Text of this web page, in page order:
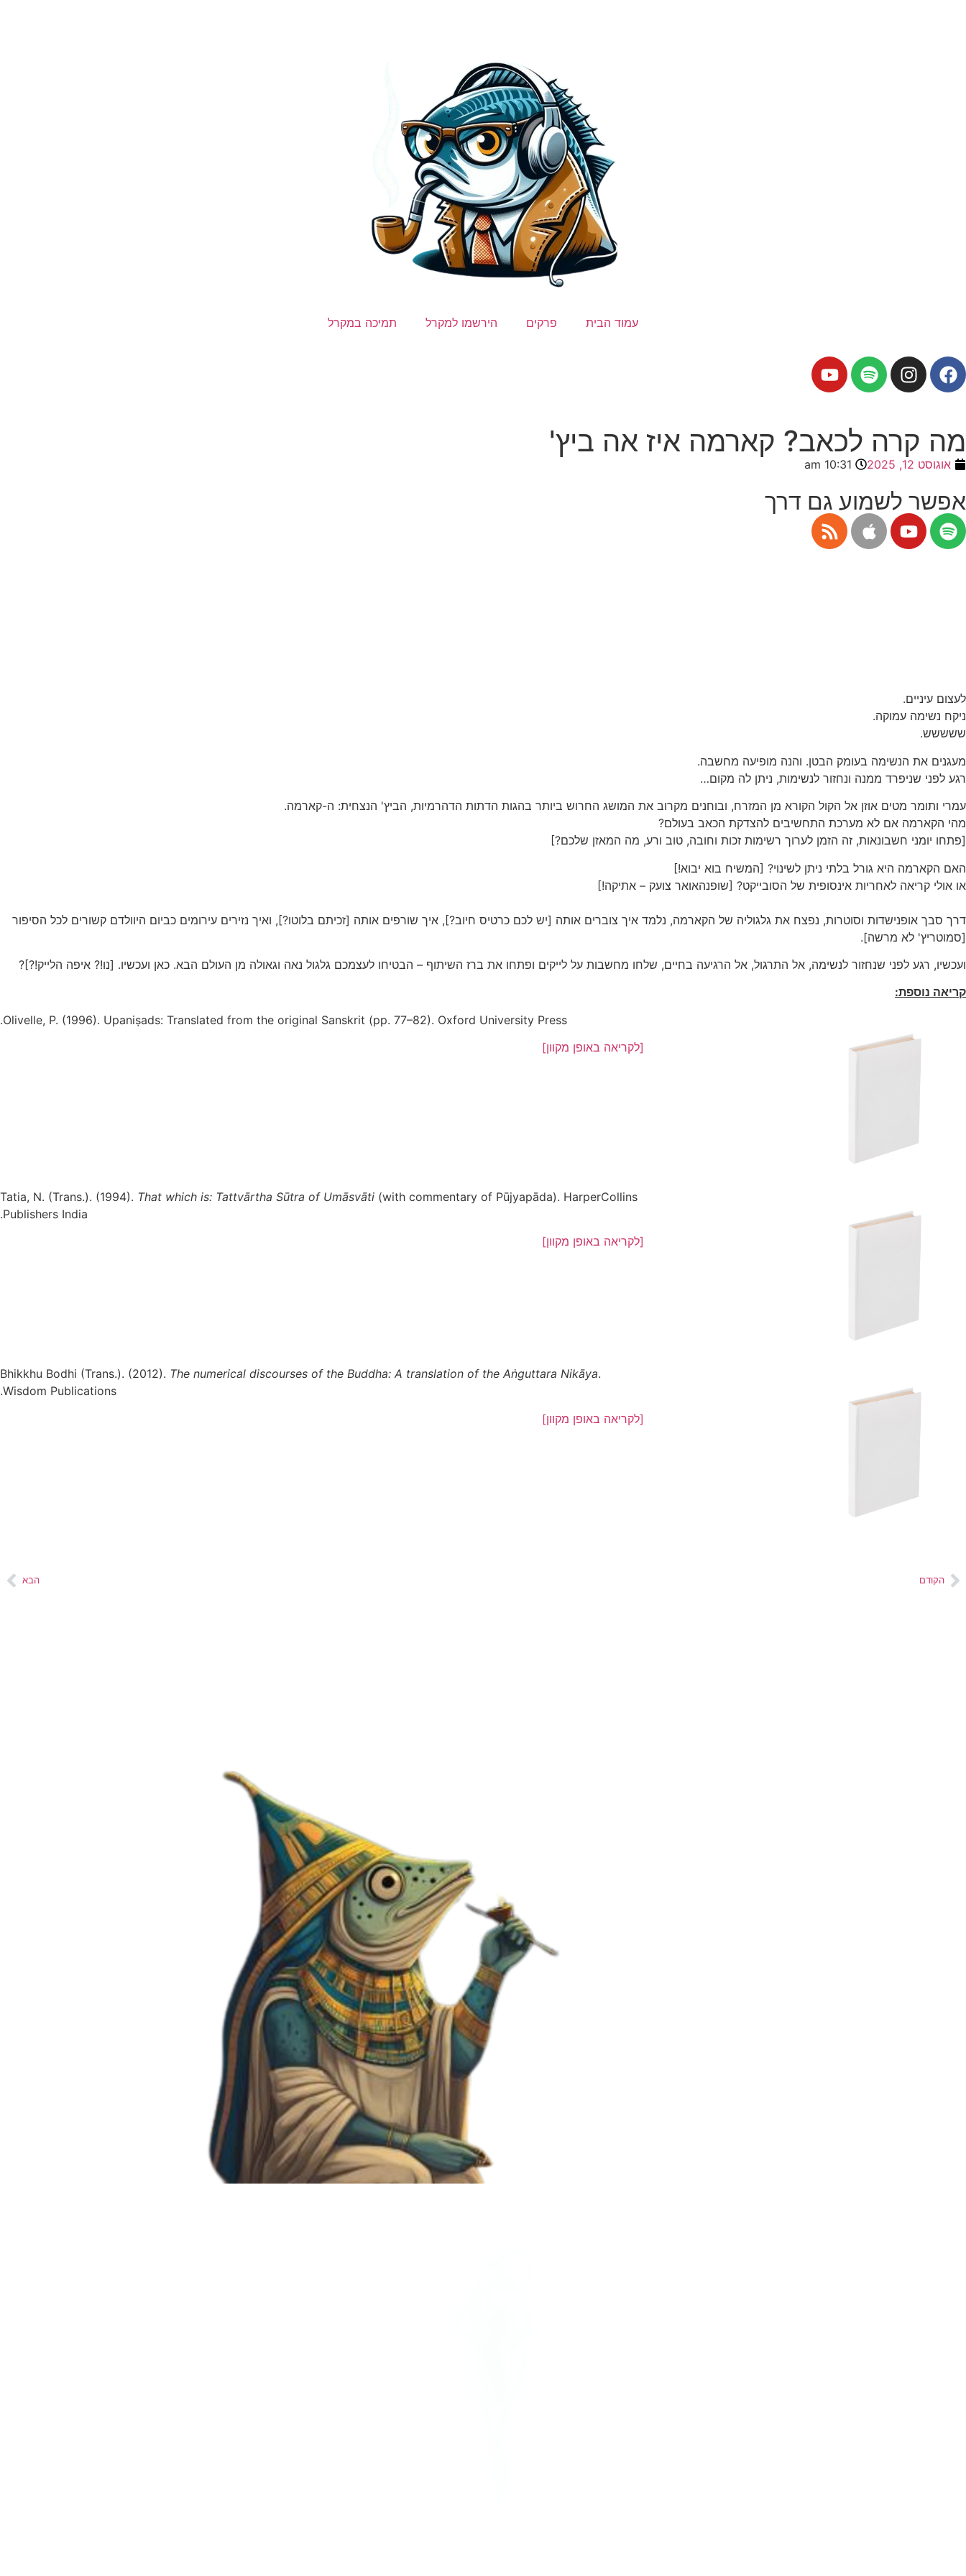
עמוד הבית פרקים הירשמו למקרל תמיכה במקרל
מה קרה לכאב? קארמה איז אה ביץ'
אוגוסט 12, 2025 10:31 am
אפשר לשמוע גם דרך
לעצום עיניים.
ניקח נשימה עמוקה.
ששששש.
מעגנים את הנשימה בעומק הבטן. והנה מופיעה מחשבה.
רגע לפני שניפרד ממנה ונחזור לנשימות, ניתן לה מקום…
עמרי ותומר מטים אוזן אל הקול הקורא מן המזרח, ובוחנים מקרוב את המושג החרוש ביותר בהגות הדתות הדהרמיות, הביץ' הנצחית: ה-קארמה.
מהי הקארמה אם לא מערכת התחשיבים להצדקת הכאב בעולם?
[פתחו יומני חשבונאות, זה הזמן לערוך רשימות זכות וחובה, טוב ורע, מה המאזן שלכם?]
האם הקארמה היא גורל בלתי ניתן לשינוי? [המשיח בוא יבוא!]
או אולי קריאה לאחריות אינסופית של הסובייקט? [שופנהאואר צועק – אתיקה!]
דרך סבך אופנישדות וסוטרות, נפצח את גלגוליה של הקארמה, נלמד איך צוברים אותה [יש לכם כרטיס חיוב?], איך שורפים אותה [זכיתם בלוטו?], ואיך נזירים עירומים כביום היוולדם קשורים לכל הסיפור
[סמוטריץ' לא מרשה].
ועכשיו, רגע לפני שנחזור לנשימה, אל התרגול, אל הרגיעה בחיים, שלחו מחשבות על לייקים ופתחו את ברז השיתוף – הבטיחו לעצמכם גלגול נאה וגאולה מן העולם הבא. כאן ועכשיו. [נו!? איפה הלייק!?]?
קריאה נוספת:
Olivelle, P. (1996). Upaniṣads: Translated from the original Sanskrit (pp. 77–82). Oxford University Press.
[לקריאה באופן מקוון]
Tatia, N. (Trans.). (1994). That which is: Tattvārtha Sūtra of Umāsvāti (with commentary of Pūjyapāda). HarperCollins
Publishers India.
[לקריאה באופן מקוון]
Bhikkhu Bodhi (Trans.). (2012). The numerical discourses of the Buddha: A translation of the Aṅguttara Nikāya.
Wisdom Publications.
[לקריאה באופן מקוון]
הקודם הבא